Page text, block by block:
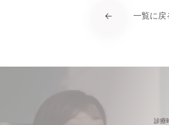
一覧に戻
診療